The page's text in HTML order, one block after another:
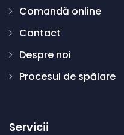
Comandă online
Contact
Despre noi
Procesul de spălare
Servicii